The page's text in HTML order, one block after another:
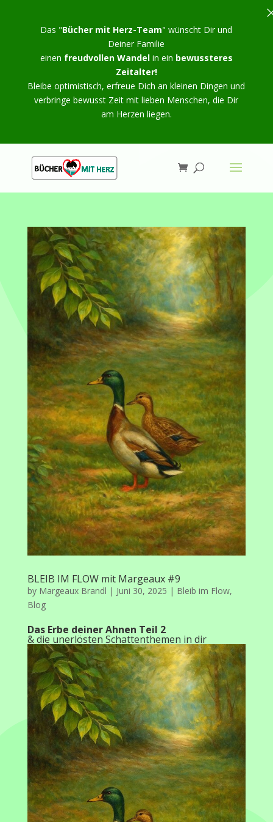
BLEIB IM FLOW mit Margeaux #9
by Margeaux Brandl | Juni 30, 2025 | Bleib im Flow,
Blog
Das Erbe deiner Ahnen Teil 2
& die unerlösten Schattenthemen in dir
Das "Bücher mit Herz-Team" wünscht Dir und
Deiner Familie
einen freudvollen Wandelin ein bewussteres
Zeitalter!
Bleibe optimistisch, erfreue Dich an kleinen Dingen und
verbringe bewusst Zeit mit lieben Menschen, die Dir
am Herzen liegen.